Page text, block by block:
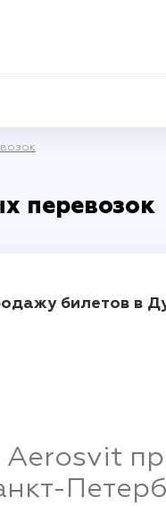
перевозок
билетов в